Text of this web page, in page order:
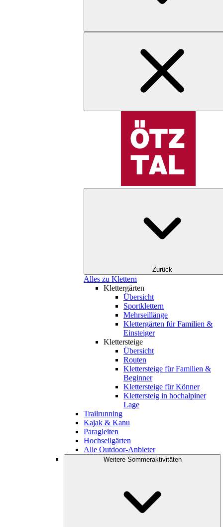
Zurück
Alles zu Klettern
Klettergärten
Übersicht
Sportklettern
Mehrseillänge
Klettergärten für Familien &
Einsteiger
Klettersteige
Übersicht
Routen
Klettersteige für Familien &
Beginner
Klettersteige für Könner
Klettersteig in hochalpiner
Lage
Trailrunning
Kajak & Kanu
Paragleiten
Hochseilgärten
Alle Outdoor-Anbieter
Weitere Sommeraktivitäten